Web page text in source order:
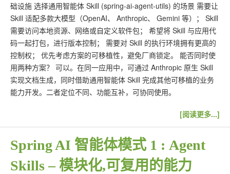
础设施 选择通用智能体 Skill (spring-ai-agent-utils) 的场景 需要让
Skill 适配多款大模型（OpenAI、 Anthropic、 Gemini 等）； Skill
需要访问本地资源、网络或自定义软件包； 希望将 Skill 与应用代
码一起打包，进行版本控制； 需要对 Skill 的执行环境拥有更高的
控制权； 优先考虑方案的可移植性，避免厂商锁定。 能否同时使
用两种方案？ 可以。在同一应用中，可通过 Anthropic 原生 Skill
实现文档生成，同时借助通用智能体 Skill 完成其他可移植的业务
能力开发。二者定位不同、功能互补，可协同使用。
[阅读更多...]
Spring AI 智能体模式 1 : Agent
Skills – 模块化,可复用的能力